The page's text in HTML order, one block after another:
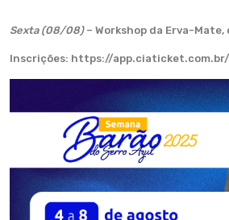
Sexta (08/08)– Workshop da Erva-
Inscrições: https://